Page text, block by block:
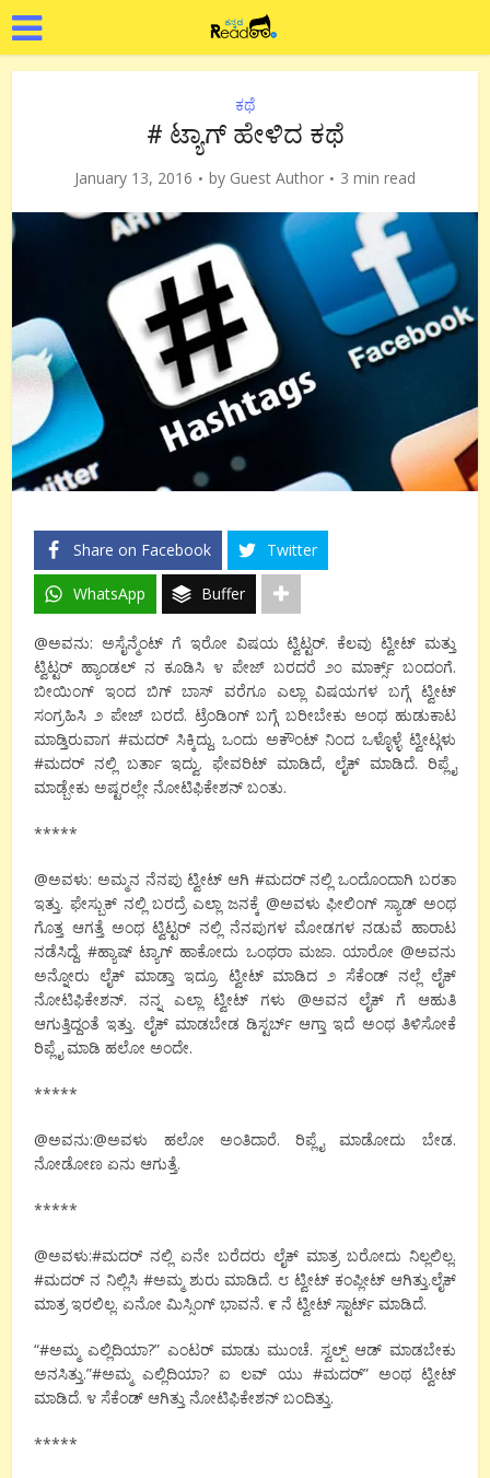
ಕಥೆ
# ಟ್ಯಾಗ್ ಹೇಳಿದ ಕಥೆ
January 13, 2016 by Guest Author 3 min read
Share on Facebook Twitter
WhatsApp Buffer
@ಅವನು: ಅಸೈನ್ಮೆಂಟ್ ಗೆ ಇರೋ ವಿಷಯ ಟ್ವಿಟ್ಟರ್. ಕೆಲವು ಟ್ವೀಟ್ ಮತ್ತು
ಟ್ವಿಟ್ಟರ್ ಹ್ಯಾಂಡಲ್ ನ ಕೂಡಿಸಿ ೪ ಪೇಜ್ ಬರದರೆ ೨೦ ಮಾರ್ಕ್ಸ್ ಬಂದಂಗೆ.
ಬೀಯಿಂಗ್ ಇಂದ ಬಿಗ್ ಬಾಸ್ ವರೆಗೂ ಎಲ್ಲಾ ವಿಷಯಗಳ ಬಗ್ಗೆ ಟ್ವೀಟ್
ಸಂಗ್ರಹಿಸಿ ೨ ಪೇಜ್ ಬರದೆ. ಟ್ರೆಂಡಿಂಗ್ ಬಗ್ಗೆ ಬರೀಬೇಕು ಅಂಥ ಹುಡುಕಾಟ
ಮಾಡ್ತಿರುವಾಗ #ಮದರ್ ಸಿಕ್ಕಿದ್ದು. ಒಂದು ಅಕೌಂಟ್ ನಿಂದ ಒಳ್ಳೊಳ್ಳೆ ಟ್ವೀಟ್ಗಳು
#ಮದರ್ ನಲ್ಲಿ ಬರ್ತಾ ಇದ್ವು. ಫೇವರಿಟ್ ಮಾಡಿದೆ, ಲೈಕ್ ಮಾಡಿದೆ. ರಿಪ್ಲೈ
ಮಾಡ್ಬೇಕು ಅಷ್ಟರಲ್ಲೇ ನೋಟಿಫಿಕೇಶನ್ ಬಂತು.
*****
@ಅವಳು: ಅಮ್ಮನ ನೆನಪು ಟ್ವೀಟ್ ಆಗಿ #ಮದರ್ ನಲ್ಲಿ ಒಂದೊಂದಾಗಿ ಬರತಾ
ಇತ್ತು. ಫೇಸ್ಬುಕ್ ನಲ್ಲಿ ಬರದ್ರೆ ಎಲ್ಲಾ ಜನಕ್ಕೆ @ಅವಳು ಫೀಲಿಂಗ್ ಸ್ಯಾಡ್ ಅಂಥ
ಗೊತ್ತ ಆಗತ್ತೆ ಅಂಥ ಟ್ವಿಟ್ಟರ್ ನಲ್ಲಿ ನೆನಪುಗಳ ಮೋಡಗಳ ನಡುವೆ ಹಾರಾಟ
ನಡೆಸಿದ್ದೆ. #ಹ್ಯಾಷ್ ಟ್ಯಾಗ್ ಹಾಕೋದು ಒಂಥರಾ ಮಜಾ. ಯಾರೋ @ಅವನು
ಅನ್ನೋರು ಲೈಕ್ ಮಾಡ್ತಾ ಇದ್ರೂ. ಟ್ವೀಟ್ ಮಾಡಿದ ೨ ಸೆಕೆಂಡ್ ನಲ್ಲೆ ಲೈಕ್
ನೋಟಿಫಿಕೇಶನ್. ನನ್ನ ಎಲ್ಲಾ ಟ್ವೀಟ್ ಗಳು @ಅವನ ಲೈಕ್ ಗೆ ಆಹುತಿ
ಆಗುತ್ತಿದ್ದಂತೆ ಇತ್ತು. ಲೈಕ್ ಮಾಡಬೇಡ ಡಿಸ್ಟರ್ಬ್ ಆಗ್ತಾ ಇದೆ ಅಂಥ ತಿಳಿಸೋಕೆ
ರಿಪ್ಲೈ ಮಾಡಿ ಹಲೋ ಅಂದೇ.
*****
@ಅವನು:@ಅವಳು ಹಲೋ ಅಂತಿದಾರೆ. ರಿಪ್ಲೈ ಮಾಡೋದು ಬೇಡ.
ನೋಡೋಣ ಏನು ಆಗುತ್ತೆ.
*****
@ಅವಳು:#ಮದರ್ ನಲ್ಲಿ ಏನೇ ಬರೆದರು ಲೈಕ್ ಮಾತ್ರ ಬರೋದು ನಿಲ್ಲಲಿಲ್ಲ.
#ಮದರ್ ನ ನಿಲ್ಲಿಸಿ #ಅಮ್ಮ ಶುರು ಮಾಡಿದೆ. ೮ ಟ್ವೀಟ್ ಕಂಪ್ಲೀಟ್ ಆಗಿತ್ತು.ಲೈಕ್
ಮಾತ್ರ ಇರಲಿಲ್ಲ. ಏನೋ ಮಿಸ್ಸಿಂಗ್ ಭಾವನೆ. ೯ ನೆ ಟ್ವೀಟ್ ಸ್ಟಾರ್ಟ್ ಮಾಡಿದೆ.
“#ಅಮ್ಮ ಎಲ್ಲಿದಿಯಾ?” ಎಂಟರ್ ಮಾಡು ಮುಂಚೆ. ಸ್ವಲ್ಪ್ ಆಡ್ ಮಾಡಬೇಕು
ಅನಸಿತ್ತು.”#ಅಮ್ಮ ಎಲ್ಲಿದಿಯಾ? ಐ ಲವ್ ಯು #ಮದರ್” ಅಂಥ ಟ್ವೀಟ್
ಮಾಡಿದೆ. ೪ ಸೆಕೆಂಡ್ ಆಗಿತ್ತು ನೋಟಿಫಿಕೇಶನ್ ಬಂದಿತ್ತು.
*****